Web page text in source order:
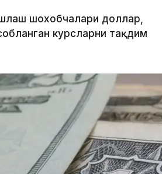
шохобчалари доллар,
курсларни тақдим